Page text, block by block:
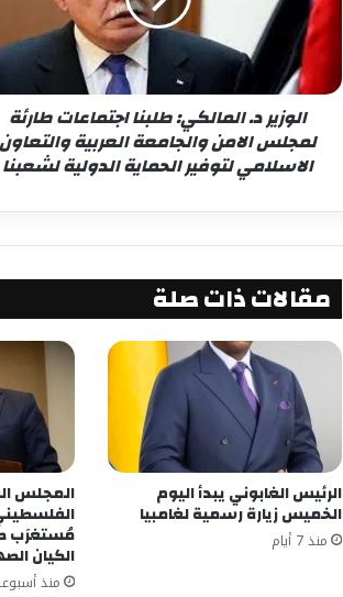
الوزير د. المالكي: طلبنا اجتماعات طارئة
لمجلس الامن والجامعة العربية والتعاون
الاسلامي لتوفير الحماية الدولية لشعبنا
مقالات ذات صلة
الرئيس الغابوني يبدأ اليوم
الخميس زيارة رسمية لغامبيا
منذ 7 أيام
المجلس
مُستغرَب
الكيان
منذ